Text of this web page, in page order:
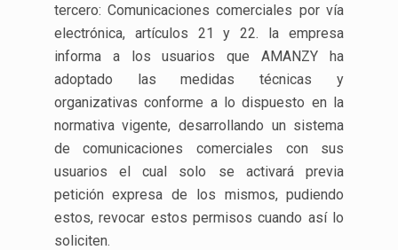
tercero: Comunicaciones comerciales por vía
electrónica, artículos 21 y 22. la empresa
informa a los usuarios que AMANZY ha
adoptado las medidas técnicas y
organizativas conforme a lo dispuesto en la
normativa vigente, desarrollando un sistema
de comunicaciones comerciales con sus
usuarios el cual solo se activará previa
petición expresa de los mismos, pudiendo
estos, revocar estos permisos cuando así lo
soliciten.